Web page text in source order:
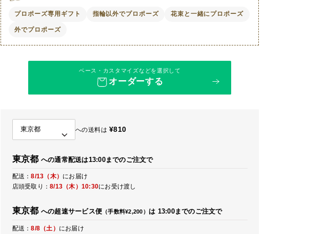
プロポーズ専用ギフト 指輪以外でプロポーズ 花束と一緒にプロポーズ
外でプロポーズ
ベース・カスタマイズなどを選択して
オーダーする
への送料は ¥810
東京都 への通常配送は13:00までのご注文で
配送：8/13（木） にお届け
店頭受取り：8/13（木） 10:30にお受け渡し
東京都 への超速サービス便 （手数料¥2,200） は 13:00までのご注文で
配送：8/8（土） にお届け